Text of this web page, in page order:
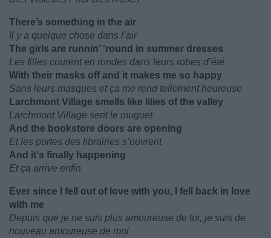
There’s something in the air
Il y a quelque chose dans l’air
The girls are runnin’ ‘round in summer dresses
Les filles courent en rondes dans leurs robes d’été
With their masks off and it makes me so happy
Sans leurs masques et ça me rend tellement heureuse
Larchmont Village smells like lilies of the valley
Larchmont Village sent le muguet
And the bookstore doors are opening
Et les portes des librairies s’ouvrent
And it's finally happening
Et ça arrive enfin
Ever since I fell out of love with you, I fell back in love
with me
Depuis que je ne suis plus amoureuse de toi, je suis de
nouveau amoureuse de moi